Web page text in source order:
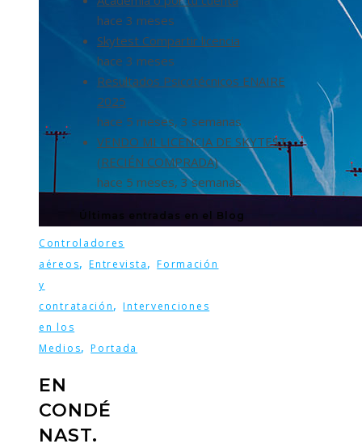
Controladores
aéreos,Entrevista,Formación
y
contratación,Intervenciones
en los
Medios,Portada
EN
CONDÉ
NAST.
hace 3 meses
Skytest Compartir licencia
hace 3 meses
Resultados Psicotécnicos ENAIRE
2025
hace 5 meses, 3 semanas
VENDO MI LICENCIA DE SKYTEST
(RECIÉN COMPRADA)
hace 5 meses, 3 semanas
Últimas entradas en el Blog